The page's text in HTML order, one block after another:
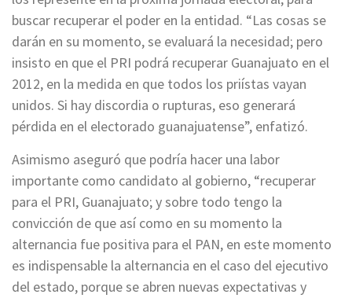
buscar recuperar el poder en la entidad. “Las cosas se
darán en su momento, se evaluará la necesidad; pero
insisto en que el PRI podrá recuperar Guanajuato en el
2012, en la medida en que todos los priístas vayan
unidos. Si hay discordia o rupturas, eso generará
pérdida en el electorado guanajuatense”, enfatizó.
Asimismo aseguró que podría hacer una labor
importante como candidato al gobierno, “recuperar
para el PRI, Guanajuato; y sobre todo tengo la
convicción de que así como en su momento la
alternancia fue positiva para el PAN, en este momento
es indispensable la alternancia en el caso del ejecutivo
del estado, porque se abren nuevas expectativas y